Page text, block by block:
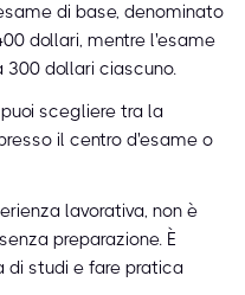
di base, denominato
dollari, mentre l'esame
dollari ciascuno.
scegliere tra la
il centro d'esame o
lavorativa, non è
preparazione. È
di studi e fare pratica